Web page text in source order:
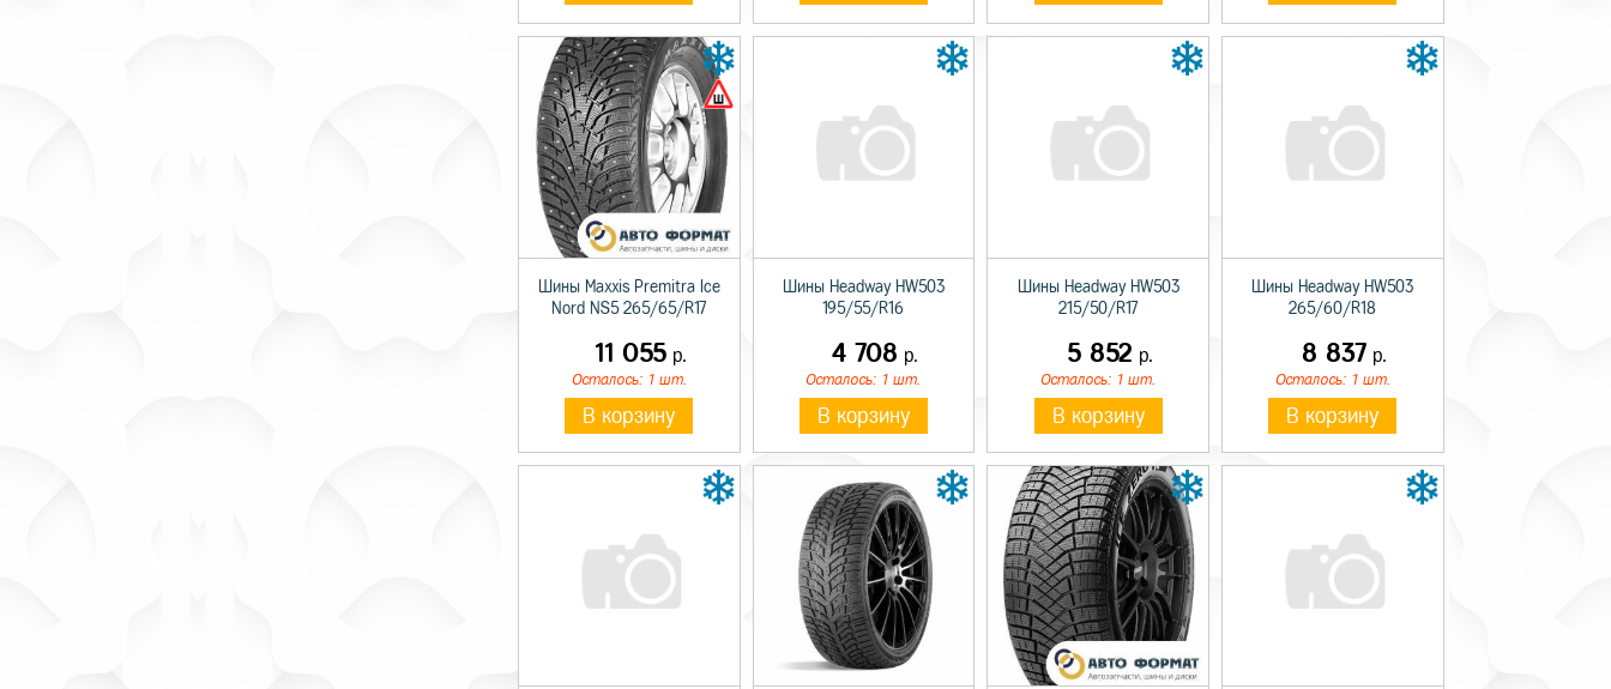
Шины Maxxis Premitra Ice
Nord NS5 265/65/R17
11 055 р.
Осталось: 1 шт.
В корзину
Шины Headway HW503
195/55/R16
4 708 р.
Осталось: 1 шт.
В корзину
Шины Headway HW503
215/50/R17
5 852 р.
Осталось: 1 шт.
В корзину
Шины Headway HW503
265/60/R18
8 837 р.
Осталось: 1 шт.
В корзину